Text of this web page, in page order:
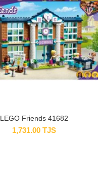
LEGO Friends 41682
1,731.00 TJS